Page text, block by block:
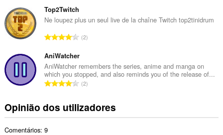
d
e
v
l
i
a
ç
e
s
o
t
a
d
e
a
v
l
i
m
e
o
o
t
a
e
a
Top2Twitch
Ne loupez plus un seul live de la chaîne Twitch top2tinidrum
N
m
e
r
o
o
t
2
AniWatcher
AniWatcher remembers the series, anime and manga on
which you stopped, and also reminds you of the release of...
N
m
e
2
Opinião dos utilizadores
Comentários: 9